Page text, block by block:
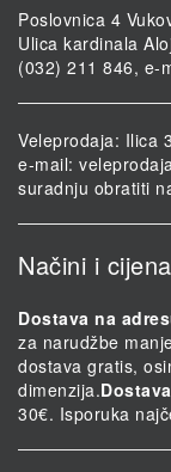
Poslovnica 4
Ulica kardinala
(032) 211 846, e-
Veleprodaja: Ilica
e-mail:
suradnju obratiti
Načini i
Dostava na
za narudžbe
dostava gratis,
dimenzija.
30€. Isporuka